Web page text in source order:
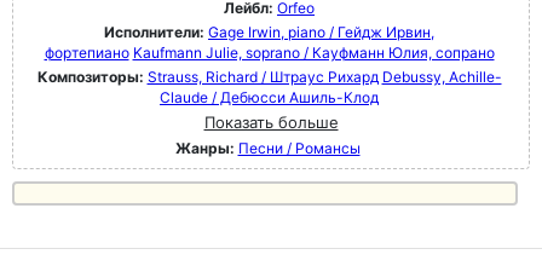
Лейбл: Orfeo
Исполнители: Gage Irwin, piano / Гейдж Ирвин,
фортепиано Kaufmann Julie, soprano / Кауфманн Юлия, сопрано
Композиторы: Strauss, Richard / Штраус Рихард Debussy, Achille-
Claude / Дебюсси Ашиль-Клод
Показать больше
Жанры: Песни / Романсы